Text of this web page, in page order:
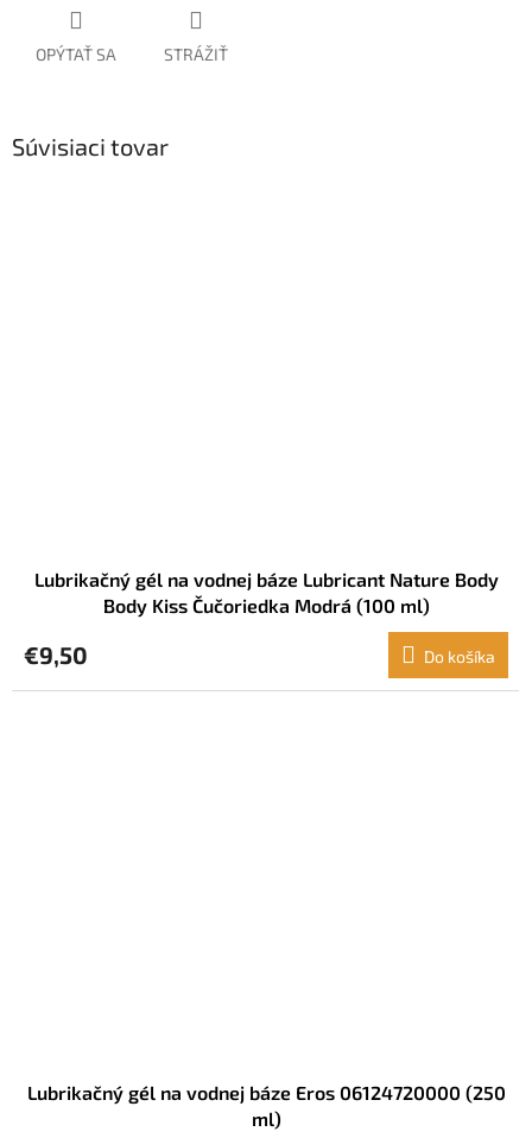
OPÝTAŤ SA STRÁŽIŤ
Súvisiaci tovar
Lubrikačný gél na vodnej báze Lubricant Nature Body
Body Kiss Čučoriedka Modrá (100 ml)
€9,50 Do košíka
Lubrikačný gél na vodnej báze Eros 06124720000 (250
ml)